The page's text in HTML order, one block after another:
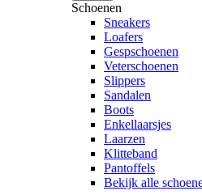
Schoenen
Sneakers
Loafers
Gespschoenen
Veterschoenen
Slippers
Sandalen
Boots
Enkellaarsjes
Laarzen
Klitteband
Pantoffels
Bekijk alle